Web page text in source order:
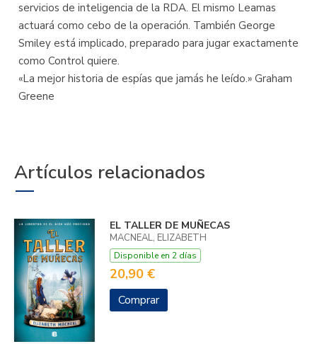
servicios de inteligencia de la RDA. El mismo Leamas
actuará como cebo de la operación. También George
Smiley está implicado, preparado para jugar exactamente
como Control quiere.
«La mejor historia de espías que jamás he leído.» Graham
Greene
Artículos relacionados
EL TALLER DE MUÑECAS
MACNEAL, ELIZABETH
Disponible en 2 días
20,90 €
Comprar